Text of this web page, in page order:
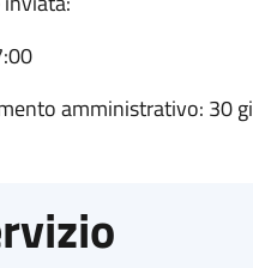
amministrativo: 30